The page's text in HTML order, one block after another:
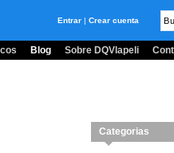
Entrar | Crear cuenta
Blog Sobre DQVlapeli
Categorias